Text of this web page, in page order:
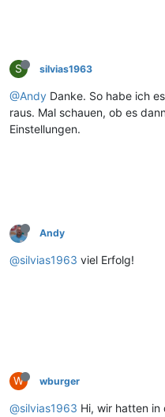
S silvias1963
@Andy Danke. So habe ich
raus. Mal schauen, ob es
Einstellungen.
Andy
@silvias1963 viel Erfolg!
W wburger
@silvias1963 Hi, wir hatten in